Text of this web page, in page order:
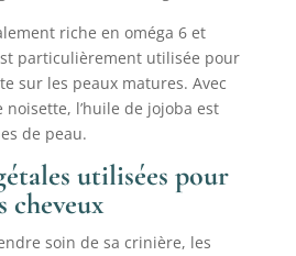
riche en oméga 6 et
particulièrement utilisée pour
sur les peaux matures. Avec
l’huile de jojoba est
de peau.
utilisées pour
cheveux
soin de sa crinière, les